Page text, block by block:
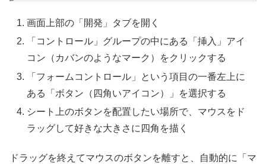
画面上部の「開発」タブを開く
「コントロール」グループの中にある「挿入」アイ
コン（カバンのようなマーク）をクリックする
「フォームコントロール」という項目の一番左上に
ある「ボタン（四角いアイコン）」を選択する
シート上のボタンを配置したい場所で、マウスをド
ラッグして好きな大きさに四角を描く
ドラッグを終えてマウスのボタンを離すと、自動的に「マ